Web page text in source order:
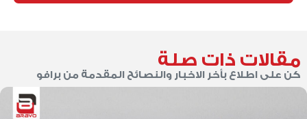
مقالات ذات صلة
كن على اطلاع بأخر الاخبار والنصائح المقدمة من برافو